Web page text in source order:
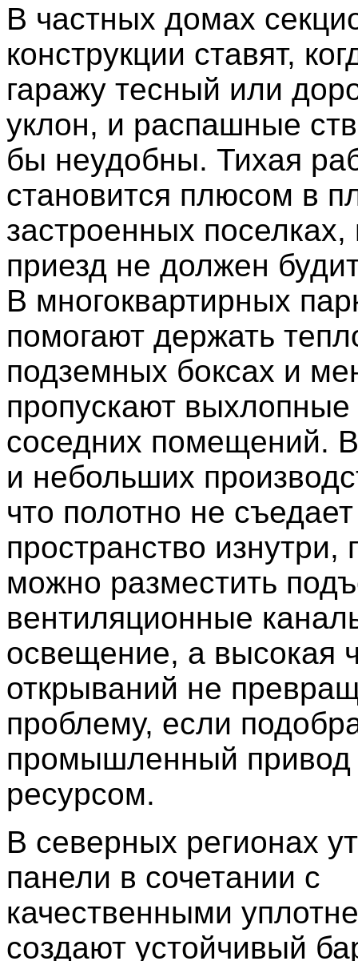
В частных домах
конструкции ставят,
гаражу тесный или
уклон, и распашные
бы неудобны. Тихая
становится плюсом в
застроенных поселках,
приезд не должен
В многоквартирных
помогают держать
подземных боксах и
пропускают выхлопные
соседних помещений.
и небольших
что полотно не съедает
пространство изнутри,
можно разместить
вентиляционные
освещение, а высокая
открываний не
проблему, если
промышленный
ресурсом.
В северных регионах
панели в сочетании с
качественными
создают устойчивый